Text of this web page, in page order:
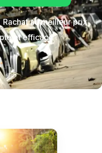
Rachat au meilleur prix
et efficace